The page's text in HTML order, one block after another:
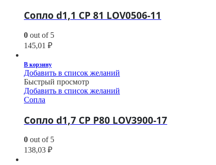
Сопло d1,1 CP 81 LOV0506-11
0 out of 5
145,01 ₽
В корзину
Добавить в список желаний
Быстрый просмотр
Добавить в список желаний
Сопла
Сопло d1,7 CP P80 LOV3900-17
0 out of 5
138,03 ₽